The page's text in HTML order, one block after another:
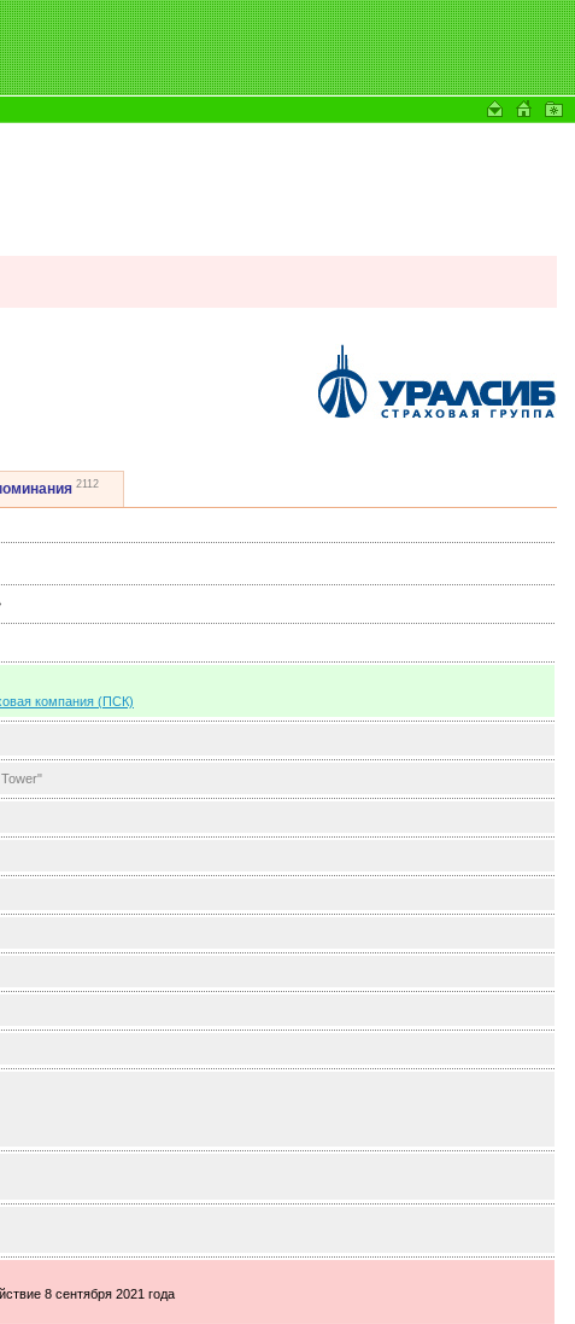
2112
компания (ПСК)
8 сентября 2021 года